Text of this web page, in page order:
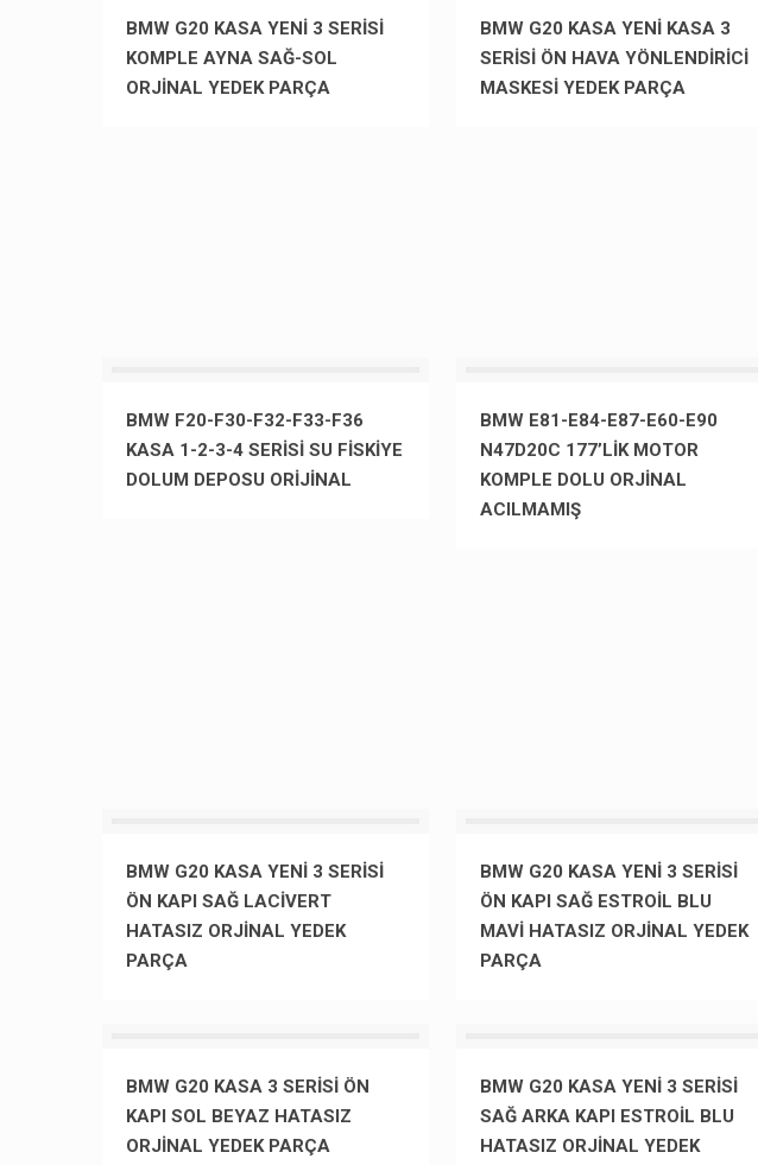
BMW G20 KASA YENİ 3 SERİSİ
KOMPLE AYNA SAĞ-SOL
ORJİNAL YEDEK PARÇA
BMW G20 KASA YENİ KASA 3
SERİSİ ÖN HAVA YÖNLENDİRİCİ
MASKESİ YEDEK PARÇA
BMW F20-F30-F32-F33-F36
KASA 1-2-3-4 SERİSİ SU FİSKİYE
DOLUM DEPOSU ORİJİNAL
BMW E81-E84-E87-E60-E90
N47D20C 177’LİK MOTOR
KOMPLE DOLU ORJİNAL
ACILMAMIŞ
BMW G20 KASA YENİ 3 SERİSİ
ÖN KAPI SAĞ LACİVERT
HATASIZ ORJİNAL YEDEK
PARÇA
BMW G20 KASA YENİ 3 SERİSİ
ÖN KAPI SAĞ ESTROİL BLU
MAVİ HATASIZ ORJİNAL YEDEK
PARÇA
BMW G20 KASA 3 SERİSİ ÖN
KAPI SOL BEYAZ HATASIZ
ORJİNAL YEDEK PARÇA
BMW G20 KASA YENİ 3 SERİSİ
SAĞ ARKA KAPI ESTROİL BLU
HATASIZ ORJİNAL YEDEK